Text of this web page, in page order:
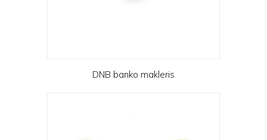
DNB banko makleris